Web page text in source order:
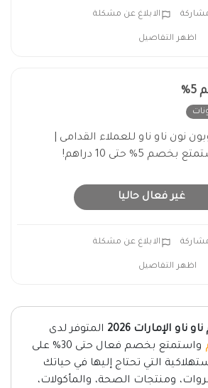
الابلاغ عن مشكلة
اظهر التفاصيل
نون ناو ناو للعملاء القدامى |
بخصم 5% حتى 10 دراهم!
غير فعال حاليا
الابلاغ عن مشكلة
اظهر التفاصيل
ناو الإمارات 2026
المتوفر لدى
واستمتع بخصم فعال حتى 30% على
التي تحتاج إليها في حياتك
ومنتجات الصحة، والمأكولات،